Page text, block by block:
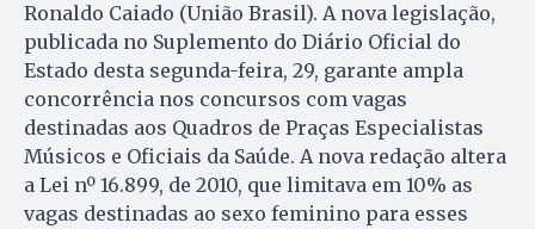
Ronaldo Caiado (União Brasil). A nova legislação,
publicada no Suplemento do Diário Oficial do
Estado desta segunda-feira, 29, garante ampla
concorrência nos concursos com vagas
destinadas aos Quadros de Praças Especialistas
Músicos e Oficiais da Saúde. A nova redação altera
a Lei nº 16.899, de 2010, que limitava em 10% as
vagas destinadas ao sexo feminino para esses